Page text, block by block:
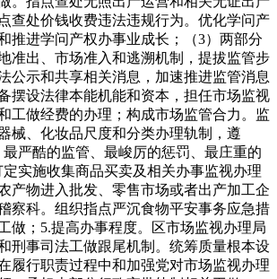
查处价钱收费违法违规行为。优化学问产
推进学问产权办事业成长；（3）两部分
准出、市场准入和逃溯机制，提拔监管步
公示和共享相关消息，加速推进监管消息
摆设法律本能机能和资本，担任市场监视
工做经费的办理；构成市场监管合力。监
械、化妆品尺度和分类办理轨制，遵
严酷的监管、最峻厉的惩罚、最庄重的
实施收集商品买卖及相关办事监视办理
产物进入批发、零售市场或者出产加工企
察科。组织指点严沉食物平安事务应急措
做；5.提高办事程度。区市场监视办理局
刑事司法工做跟尾机制。统筹质量根本设
履行职责过程中和加强党对市场监视办理